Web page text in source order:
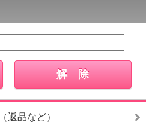
返品など）